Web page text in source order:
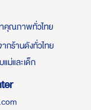
คุณภาพทั่วไทย
กร้านดังทั่วไทย
ม่และเด็ก